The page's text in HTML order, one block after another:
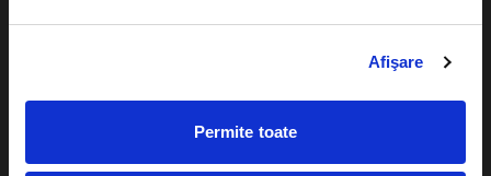
Afişare
Permite toate
Plata online sau cash
Concerte si